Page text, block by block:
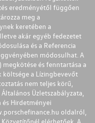
eredményétől függően
meg a
keretében a
akár egyéb fedezetet
és a Referencia
módosulhat. A
megkötése és fenntartása a
költsége a Lízingbevevőt
nem teljes körű,
Üzletszabályzata,
Hirdetményei
oldalról,